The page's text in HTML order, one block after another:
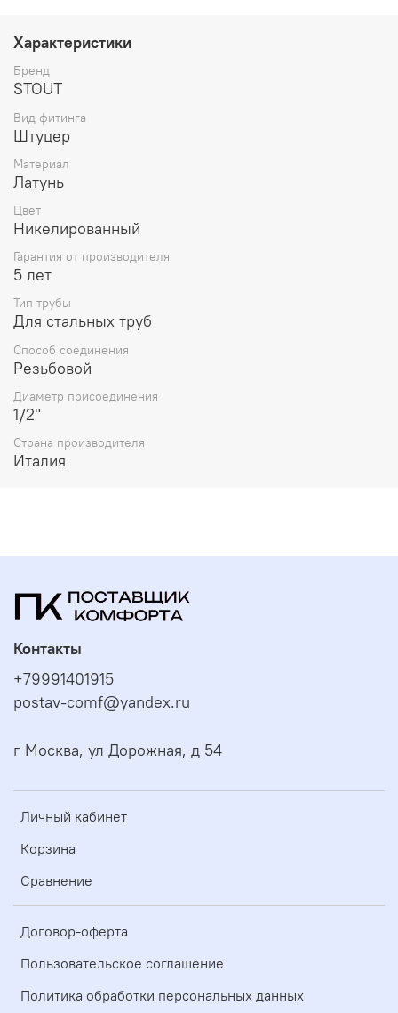
габаритах, внешнем виде и цвете, стране производства
и основываются на последних доступных сведениях от
производителя. Производитель оставляет за собой
вносить изменения в дизайн и технические
характеристики, не ухудшающие потребительских
Характеристики
Бренд
STOUT
Вид фитинга
Штуцер
Материал
Латунь
Цвет
Никелированный
Гарантия от производителя
5 лет
Тип трубы
Для стальных труб
Способ соединения
Резьбовой
Диаметр присоединения
1/2"
Страна производителя
Италия
Личный кабинет
Корзина
Сравнение
Договор-оферта
Пользовательское соглашение
Политика обработки персональных данных
Контакты
+79991401915
postav-comf@yandex.ru
г Москва, ул Дорожная, д 54